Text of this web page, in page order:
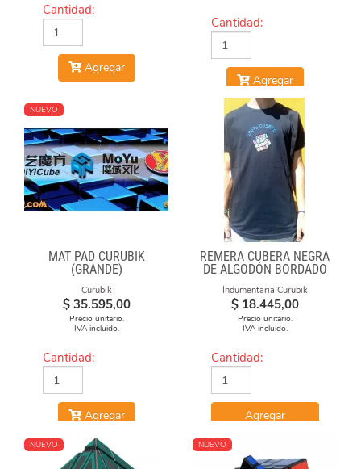
Cantidad:
Agregar
Cantidad:
Agregar
NUEVO
MAT PAD CURUBIK
(GRANDE)
Curubik
$ 35.595,00
Precio unitario.
IVA incluido.
Cantidad:
Agregar
REMERA CUBERA NEGRA
DE ALGODÓN BORDADO
100% CUBERO
Indumentaria Curubik
$ 18.445,00
Precio unitario.
IVA incluido.
Cantidad:
Agregar
NUEVO NUEVO